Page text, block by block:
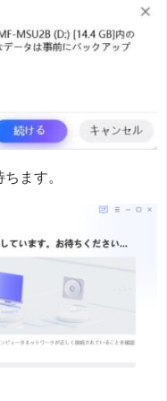
ます。